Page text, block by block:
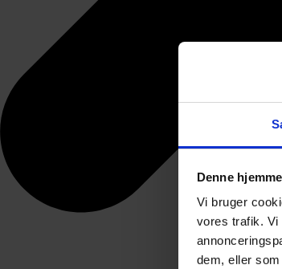
Denne
Vi bruger
vores trafik. Vi
dem, eller